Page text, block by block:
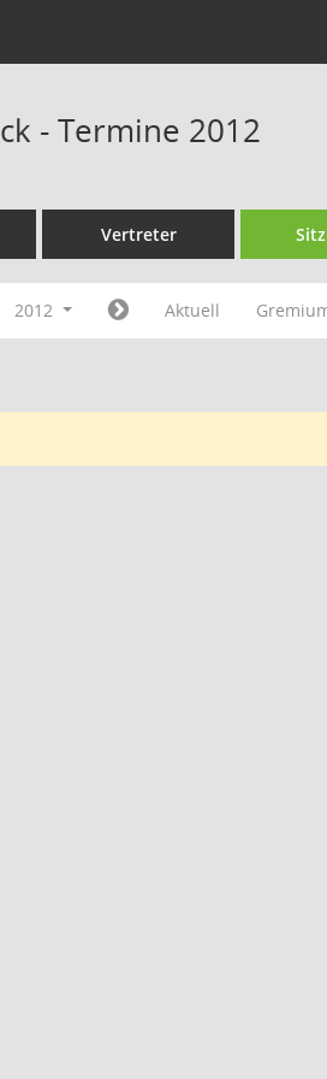
- Termine 2012
Vertreter
2012 Aktuell